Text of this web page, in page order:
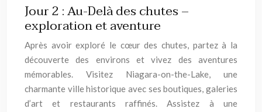
Jour 2 : Au-Delà des chutes –
exploration et aventure
Après avoir exploré le cœur des chutes, partez à la
découverte des environs et vivez des aventures
mémorables. Visitez Niagara-on-the-Lake, une
charmante ville historique avec ses boutiques, galeries
d’art et restaurants raffinés. Assistez à une